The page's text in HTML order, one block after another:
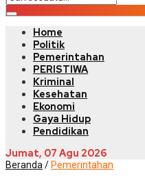
Home
Politik
Pemerintahan
PERISTIWA
Kriminal
Kesehatan
Ekonomi
Gaya Hidup
Pendidikan
Jumat, 07 Agu 2026
Beranda / Pemerintahan